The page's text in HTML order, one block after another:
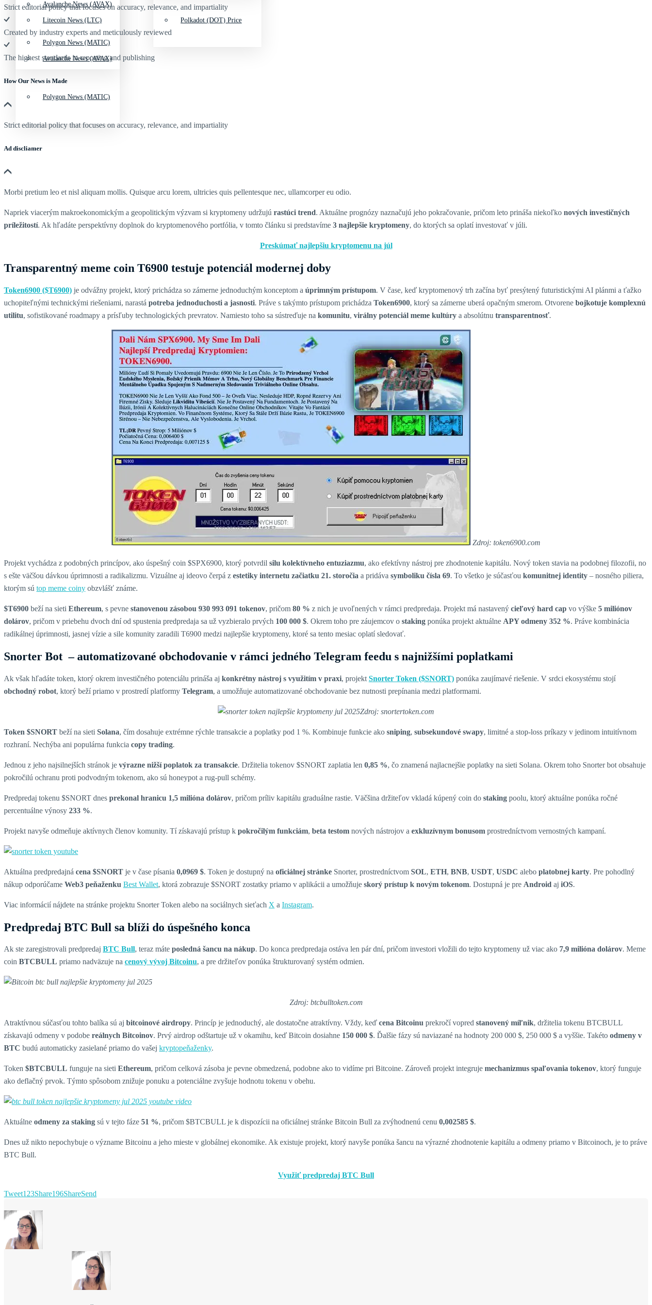
Avalanche News (AVAX)
Polygon News (MATIC)
Litecoin News (LTC)
Avalanche News (AVAX)
Polygon News (MATIC)
Polkadot (DOT) Price
Strict editorial policy that focuses on accuracy, relevance, and impartiality
Created by industry experts and meticulously reviewed
The highest standards in reporting and publishing
How Our News is Made
Strict editorial policy that focuses on accuracy, relevance, and impartiality
Ad discliamer
Morbi pretium leo et nisl aliquam mollis. Quisque arcu lorem, ultricies quis pellentesque nec, ullamcorper eu odio.
Napriek viacerým makroekonomickým a geopolitickým výzvam si kryptomeny udržujú rastúci trend. Aktuálne prognózy naznačujú jeho pokračovanie, pričom leto prináša niekoľko nových investičných
príležitostí. Ak hľadáte perspektívny doplnok do kryptomenového portfólia, v tomto článku si predstavíme 3 najlepšie kryptomeny, do ktorých sa oplatí investovať v júli.
Preskúmať najlepšiu kryptomenu na júl
Transparentný meme coin T6900 testuje potenciál modernej doby
Token6900 ($T6900) je odvážny projekt, ktorý prichádza so zámerne jednoduchým konceptom a úprimným prístupom. V čase, keď kryptomenový trh začína byť presýtený futuristickými AI plánmi a ťažko
uchopiteľnými technickými riešeniami, narastá potreba jednoduchosti a jasnosti. Práve s takýmto prístupom prichádza Token6900, ktorý sa zámerne uberá opačným smerom. Otvorene bojkotuje komplexnú
utilitu, sofistikované roadmapy a prísľuby technologických prevratov. Namiesto toho sa sústreďuje na komunitu, virálny potenciál meme kultúry a absolútnu transparentnosť.
Zdroj: token6900.com
Projekt vychádza z podobných princípov, ako úspešný coin $SPX6900, ktorý potvrdil silu kolektívneho entuziazmu, ako efektívny nástroj pre zhodnotenie kapitálu. Nový token stavia na podobnej filozofii, no
s ešte väčšou dávkou úprimnosti a radikalizmu. Vizuálne aj ideovo čerpá z estetiky internetu začiatku 21. storočia a pridáva symboliku čísla 69. To všetko je súčasťou komunitnej identity – nosného piliera,
ktorým sú top meme coiny obzvlášť známe.
$T6900 beží na sieti Ethereum, s pevne stanovenou zásobou 930 993 091 tokenov, pričom 80 % z nich je uvoľnených v rámci predpredaja. Projekt má nastavený cieľový hard cap vo výške 5 miliónov
dolárov, pričom v priebehu dvoch dní od spustenia predpredaja sa už vyzbieralo prvých 100 000 $. Okrem toho pre záujemcov o staking ponúka projekt aktuálne APY odmeny 352 %. Práve kombinácia
radikálnej úprimnosti, jasnej vízie a sile komunity zaradili T6900 medzi najlepšie kryptomeny, ktoré sa tento mesiac oplatí sledovať.
Snorter Bot – automatizované obchodovanie v rámci jedného Telegram feedu s najnižšími poplatkami
Ak však hľadáte token, ktorý okrem investičného potenciálu prináša aj konkrétny nástroj s využitím v praxi, projekt Snorter Token ($SNORT) ponúka zaujímavé riešenie. V srdci ekosystému stojí
obchodný robot, ktorý beží priamo v prostredí platformy Telegram, a umožňuje automatizované obchodovanie bez nutnosti prepínania medzi platformami.
Zdroj: snortertoken.com
Token $SNORT beží na sieti Solana, čím dosahuje extrémne rýchle transakcie a poplatky pod 1 %. Kombinuje funkcie ako sniping, subsekundové swapy, limitné a stop-loss príkazy v jedinom intuitívnom
rozhraní. Nechýba ani populárna funkcia copy trading.
Jednou z jeho najsilnejších stránok je výrazne nižší poplatok za transakcie. Držitelia tokenov $SNORT zaplatia len 0,85 %, čo znamená najlacnejšie poplatky na sieti Solana. Okrem toho Snorter bot obsahuje
pokročilú ochranu proti podvodným tokenom, ako sú honeypot a rug-pull schémy.
Predpredaj tokenu $SNORT dnes prekonal hranicu 1,5 milióna dolárov, pričom príliv kapitálu graduálne rastie. Väčšina držiteľov vkladá kúpený coin do staking poolu, ktorý aktuálne ponúka ročné
percentuálne výnosy 233 %.
Projekt navyše odmeňuje aktívnych členov komunity. Tí získavajú prístup k pokročilým funkciám, beta testom nových nástrojov a exkluzívnym bonusom prostredníctvom vernostných kampaní.
Aktuálna predpredajná cena $SNORT je v čase písania 0,0969 $. Token je dostupný na oficiálnej stránke Snorter, prostredníctvom SOL, ETH, BNB, USDT, USDC alebo platobnej karty. Pre pohodlný
nákup odporúčame Web3 peňaženku Best Wallet, ktorá zobrazuje $SNORT zostatky priamo v aplikácii a umožňuje skorý prístup k novým tokenom. Dostupná je pre Android aj iOS.
Viac informácií nájdete na stránke projektu Snorter Token alebo na sociálnych sieťach X a Instagram.
Predpredaj BTC Bull sa blíži do úspešného konca
Ak ste zaregistrovali predpredaj BTC Bull, teraz máte posledná šancu na nákup. Do konca predpredaja ostáva len pár dní, pričom investori vložili do tejto kryptomeny už viac ako 7,9 milióna dolárov. Meme
coin BTCBULL priamo nadväzuje na cenový vývoj Bitcoinu, a pre držiteľov ponúka štrukturovaný systém odmien.
Zdroj: btcbulltoken.com
Atraktívnou súčasťou tohto balíka sú aj bitcoinové airdropy. Princíp je jednoduchý, ale dostatočne atraktívny. Vždy, keď cena Bitcoinu prekročí vopred stanovený míľnik, držitelia tokenu BTCBULL
získavajú odmeny v podobe reálnych Bitcoinov. Prvý airdrop odštartuje už v okamihu, keď Bitcoin dosiahne 150 000 $. Ďalšie fázy sú naviazané na hodnoty 200 000 $, 250 000 $ a vyššie. Takéto odmeny v
BTC budú automaticky zasielané priamo do vašej kryptopeňaženky.
Token $BTCBULL funguje na sieti Ethereum, pričom celková zásoba je pevne obmedzená, podobne ako to vidíme pri Bitcoine. Zároveň projekt integruje mechanizmus spaľovania tokenov, ktorý funguje
ako deflačný prvok. Týmto spôsobom znižuje ponuku a potenciálne zvyšuje hodnotu tokenu v obehu.
Aktuálne odmeny za staking sú v tejto fáze 51 %, pričom $BTCBULL je k dispozícii na oficiálnej stránke Bitcoin Bull za zvýhodnenú cenu 0,002585 $.
Dnes už nikto nepochybuje o význame Bitcoinu a jeho mieste v globálnej ekonomike. Ak existuje projekt, ktorý navyše ponúka šancu na výrazné zhodnotenie kapitálu a odmeny priamo v Bitcoinoch, je to práve
BTC Bull.
Využiť predpredaj BTC Bull
Tweet123Share196ShareSend